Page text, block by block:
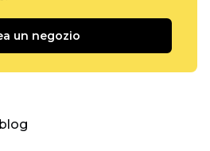
un negozio